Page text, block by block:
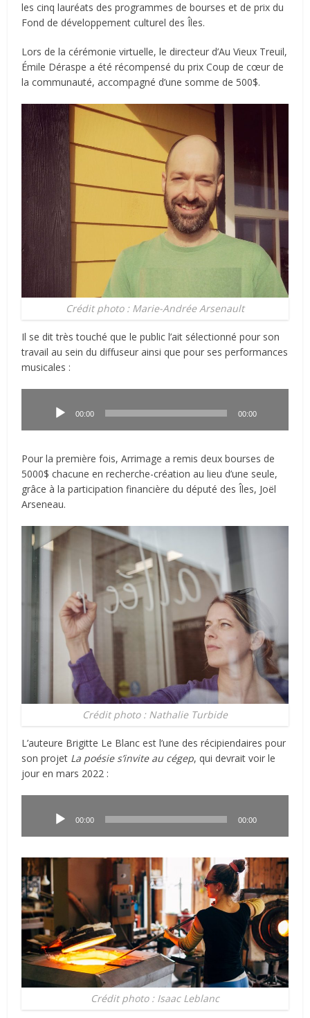
les cinq lauréats des programmes de bourses et de prix du
Fond de développement culturel des Îles.
Lors de la cérémonie virtuelle, le directeur d’Au Vieux Treuil,
Émile Déraspe a été récompensé du prix Coup de cœur de
la communauté, accompagné d’une somme de 500$.
Crédit photo : Marie-Andrée Arsenault
Il se dit très touché que le public l’ait sélectionné pour son
travail au sein du diffuseur ainsi que pour ses performances
musicales :
00:00 00:00
Pour la première fois, Arrimage a remis deux bourses de
5000$ chacune en recherche-création au lieu d’une seule,
grâce à la participation financière du député des Îles, Joël
Arseneau.
Crédit photo : Nathalie Turbide
L’auteure Brigitte Le Blanc est l’une des récipiendaires pour
son projet La poésie s’invite au cégep, qui devrait voir le
jour en mars 2022 :
00:00 00:00
Crédit photo : Isaac Leblanc